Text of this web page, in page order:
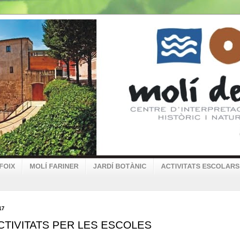
MOLÍ FARINER JARDÍ BOTÀNIC ACTIVITATS ESCOLARS
PER LES ESCOLES